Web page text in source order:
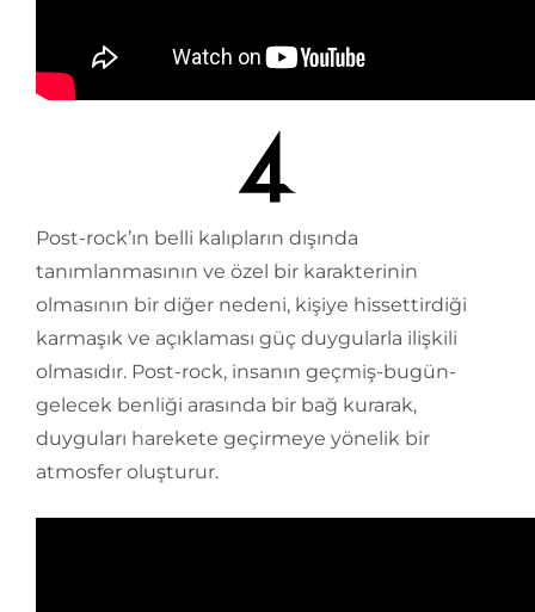
Post-rock’ın belli kalıpların dışında
tanımlanmasının ve özel bir karakterinin
olmasının bir diğer nedeni, kişiye hissettirdiği
karmaşık ve açıklaması güç duygularla ilişkili
olmasıdır. Post-rock, insanın geçmiş-bugün-
gelecek benliği arasında bir bağ kurarak,
duyguları harekete geçirmeye yönelik bir
atmosfer oluşturur.